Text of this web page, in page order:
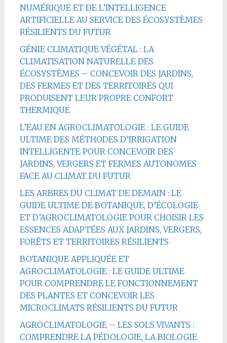
NUMÉRIQUE ET DE L’INTELLIGENCE
ARTIFICIELLE AU SERVICE DES ÉCOSYSTÈMES
RÉSILIENTS DU FUTUR
GÉNIE CLIMATIQUE VÉGÉTAL : LA
CLIMATISATION NATURELLE DES
ÉCOSYSTÈMES – CONCEVOIR DES JARDINS,
DES FERMES ET DES TERRITOIRES QUI
PRODUISENT LEUR PROPRE CONFORT
THERMIQUE
L’EAU EN AGROCLIMATOLOGIE : LE GUIDE
ULTIME DES MÉTHODES D’IRRIGATION
INTELLIGENTE POUR CONCEVOIR DES
JARDINS, VERGERS ET FERMES AUTONOMES
FACE AU CLIMAT DU FUTUR
LES ARBRES DU CLIMAT DE DEMAIN : LE
GUIDE ULTIME DE BOTANIQUE, D’ÉCOLOGIE
ET D’AGROCLIMATOLOGIE POUR CHOISIR LES
ESSENCES ADAPTÉES AUX JARDINS, VERGERS,
FORÊTS ET TERRITOIRES RÉSILIENTS
BOTANIQUE APPLIQUÉE ET
AGROCLIMATOLOGIE : LE GUIDE ULTIME
POUR COMPRENDRE LE FONCTIONNEMENT
DES PLANTES ET CONCEVOIR LES
MICROCLIMATS RÉSILIENTS DU FUTUR
AGROCLIMATOLOGIE – LES SOLS VIVANTS :
COMPRENDRE LA PÉDOLOGIE, LA BIOLOGIE